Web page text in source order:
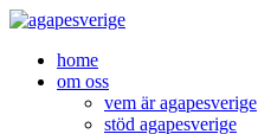
Skip
contenthome
om oss
vem är agapesverige
stöd agapesverige